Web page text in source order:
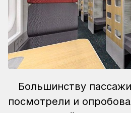
Большинству
посмотрели и